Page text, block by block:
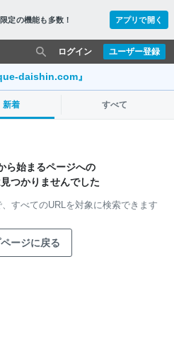
定の機能も多数！ アプリで開く
ユーザー登録
ログイン
daishin.com』
新着 すべて
ら始まるページへの
つかりませんでした
すべてのURLを対象に検索できます
ページに戻る